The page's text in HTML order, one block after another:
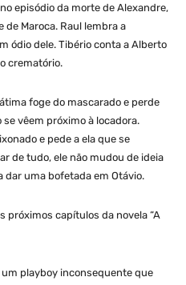
episódio da morte de Alexandre,
de Maroca. Raul lembra a
ódio dele. Tibério conta a Alberto
crematório.
foge do mascarado e perde
vêem próximo à locadora.
e pede a ela que se
de tudo, ele não mudou de ideia
dar uma bofetada em Otávio.
próximos capítulos da novela “A
um playboy inconsequente que